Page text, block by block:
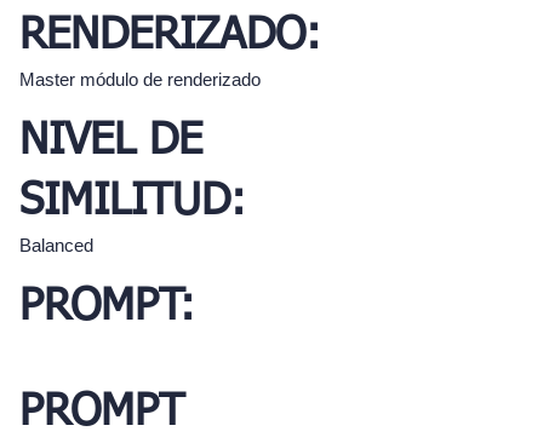
RENDERIZADO:
Master módulo de renderizado
NIVEL DE
SIMILITUD:
Balanced
PROMPT:
PROMPT